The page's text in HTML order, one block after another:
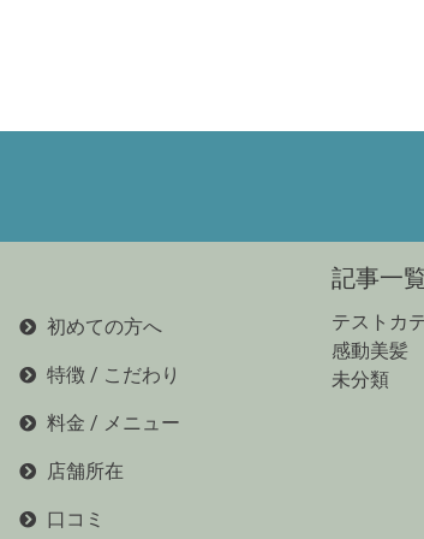
初めての方へ
特徴 / こだわり
料金 / メニュー
店舗所在
口コミ
記事一
テストカ
感動美髪
未分類